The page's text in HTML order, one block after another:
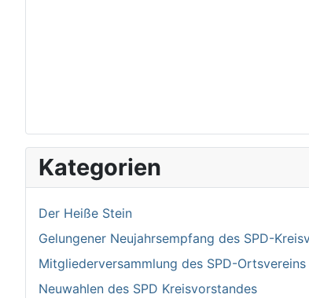
Kategorien
Der Heiße Stein
Gelungener Neujahrsempfang des SPD-
Mitgliederversammlung des SPD-
Neuwahlen des SPD Kreisvorstandes